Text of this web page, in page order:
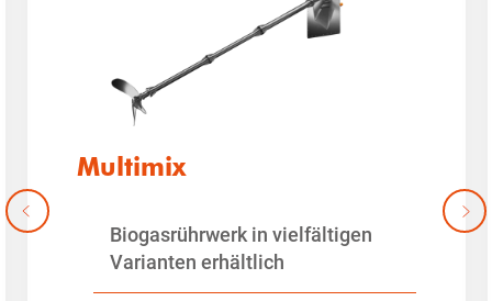
Multimix
Biogasrührwerk in vielfältigen
Varianten erhältlich